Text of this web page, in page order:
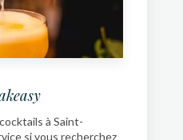
à Saint-
si vous recherchez